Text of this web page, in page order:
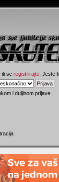
ili seregistrirajte . Jeste
i duljinom prijave